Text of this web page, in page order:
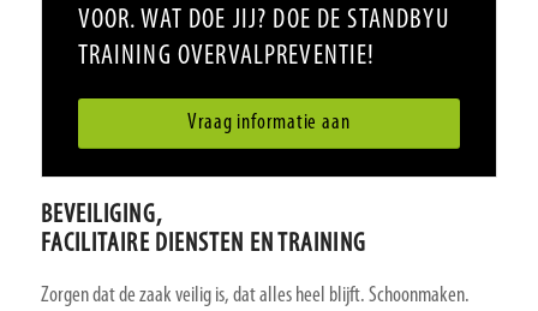
VOOR. WAT DOE JIJ? DOE DE STANDBYU
TRAINING OVERVALPREVENTIE!
Vraag informatie aan
BEVEILIGING,
FACILITAIRE DIENSTEN EN TRAINING
Zorgen dat de zaak veilig is, dat alles heel blijft. Schoonmaken.